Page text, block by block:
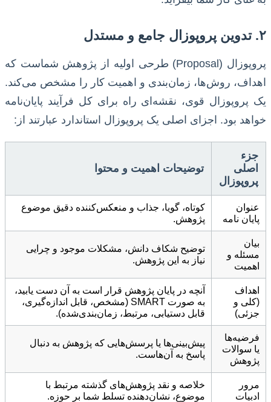
۲. تدوین پروپوزال جامع و مستدل
پروپوزال (Proposal) طرحی اولیه از پژوهش شماست که
اهداف، روش‌ها، زمان‌بندی و اهمیت کار را مشخص می‌کند.
یک پروپوزال قوی، نقشه‌ای راه برای کل فرآیند پایان‌نامه
خواهد بود. اجزای اصلی یک پروپوزال استاندارد عبارتند از:
جزء
اصلی
پروپوزال
توضیحات اهمیت و محتوا
عنوان
پایان نامه
کوتاه، گویا، جذاب و منعکس‌کننده دقیق موضوع
پژوهش.
بیان
مسئله و
اهمیت
توضیح شکاف دانش، مشکلات موجود و چرایی
نیاز به این پژوهش.
اهداف
(کلی و
جزئی)
آنچه در پایان پژوهش قرار است به آن دست یابید،
به صورت SMART (مشخص، قابل اندازه‌گیری،
قابل دستیابی، مرتبط، زمان‌بندی‌شده).
فرضیه‌ها
یا سوالات
پژوهش
پیش‌بینی‌ها یا پرسش‌هایی که پژوهش به دنبال
پاسخ به آن‌هاست.
مرور
ادبیات
خلاصه و نقد پژوهش‌های گذشته مرتبط با
موضوع، نشان‌دهنده تسلط شما بر حوزه.